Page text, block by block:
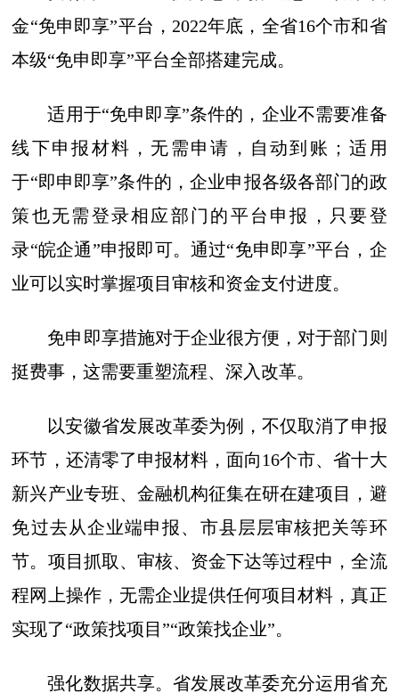
金“免申即享”平台，2022年底，全省16个市和省
本级“免申即享”平台全部搭建完成。
适用于“免申即享”条件的，企业不需要准备
线下申报材料，无需申请，自动到账；适用
于“即申即享”条件的，企业申报各级各部门的政
策也无需登录相应部门的平台申报，只要登
录“皖企通”申报即可。通过“免申即享”平台，企
业可以实时掌握项目审核和资金支付进度。
免申即享措施对于企业很方便，对于部门则
挺费事，这需要重塑流程、深入改革。
以安徽省发展改革委为例，不仅取消了申报
环节，还清零了申报材料，面向16个市、省十大
新兴产业专班、金融机构征集在研在建项目，避
免过去从企业端申报、市县层层审核把关等环
节。项目抓取、审核、资金下达等过程中，全流
程网上操作，无需企业提供任何项目材料，真正
实现了“政策找项目”“政策找企业”。
强化数据共享。省发展改革委充分运用省充